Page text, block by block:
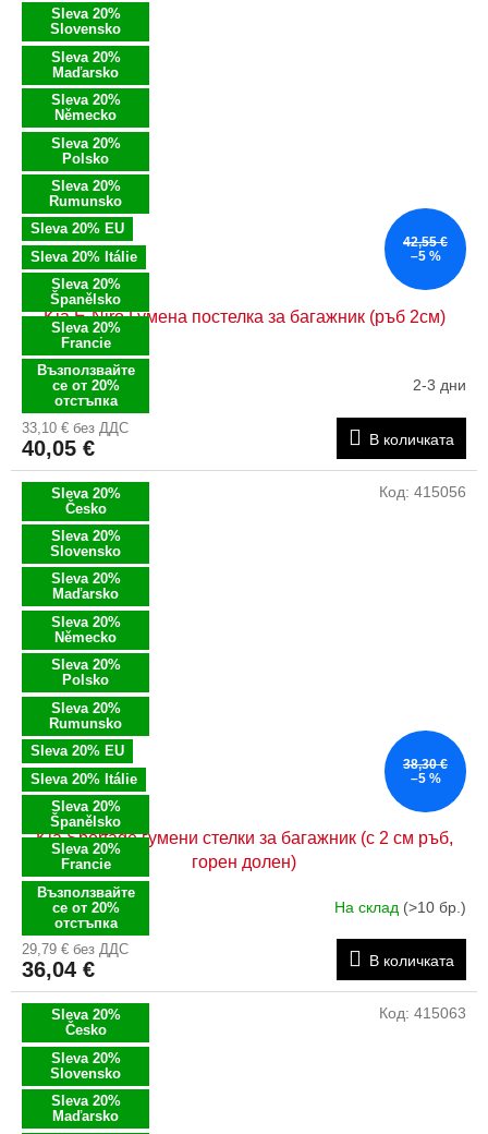
Sleva 20%
Slovensko
Sleva 20%
Maďarsko
Sleva 20%
Německo
Sleva 20%
Polsko
Sleva 20%
Rumunsko
Sleva 20% EU
Sleva 20% Itálie
Sleva 20%
Španělsko
Sleva 20%
Francie
Възползвайте
се от 20%
отстъпка
42,55 €
–5 %
Kia E-Niro Гумена постелка за багажник (ръб 2см)
2-3 дни
33,10 € без ДДС
40,05 € В количката
Sleva 20%
Česko
Sleva 20%
Slovensko
Sleva 20%
Maďarsko
Sleva 20%
Německo
Sleva 20%
Polsko
Sleva 20%
Rumunsko
Sleva 20% EU
Sleva 20% Itálie
Sleva 20%
Španělsko
Sleva 20%
Francie
Възползвайте
се от 20%
отстъпка
38,30 €
–5 %
Kia Sportage гумени стелки за багажник (с 2 см ръб,
горен долен)
На склад (>10 бр.)
29,79 € без ДДС
36,04 € В количката
Код: 415056
Sleva 20%
Česko
Sleva 20%
Slovensko
Sleva 20%
Maďarsko
Код: 415063